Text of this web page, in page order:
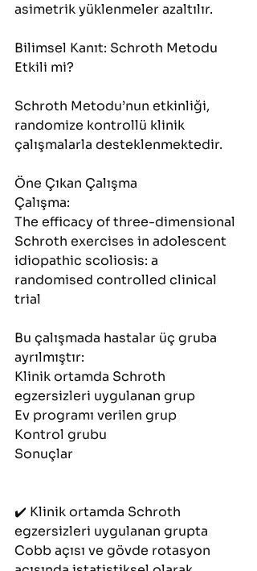
asimetrik yüklenmeler azaltılır.
Bilimsel Kanıt: Schroth Metodu
Etkili mi?
Schroth Metodu’nun etkinliği,
randomize kontrollü klinik
çalışmalarla desteklenmektedir.
Öne Çıkan Çalışma
Çalışma:
The efficacy of three-dimensional
Schroth exercises in adolescent
idiopathic scoliosis: a
randomised controlled clinical
trial
Bu çalışmada hastalar üç gruba
ayrılmıştır:
Klinik ortamda Schroth
egzersizleri uygulanan grup
Ev programı verilen grup
Kontrol grubu
Sonuçlar
✔️ Klinik ortamda Schroth
egzersizleri uygulanan grupta
Cobb açısı ve gövde rotasyon